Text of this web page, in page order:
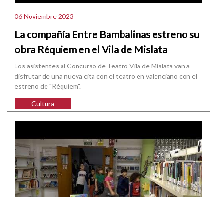
06 Noviembre 2023
La compañía Entre Bambalinas estreno su
obra Réquiem en el Vila de Mislata
Los asistentes al Concurso de Teatro Vila de Mislata van a
disfrutar de una nueva cita con el teatro en valenciano con el
estreno de "Réquiem".
Cultura